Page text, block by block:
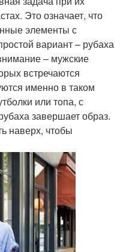
Это означает, что
элементы с
вариант – рубаха
– мужские
встречаются
именно в таком
или топа, с
завершает образ.
наверх, чтобы